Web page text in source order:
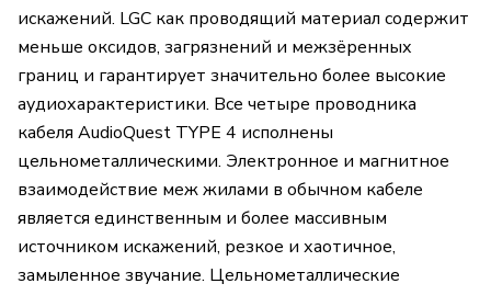
искажений. LGC как проводящий материал содержит
меньше оксидов, загрязнений и межзёренных
границ и гарантирует значительно более высокие
аудиохарактеристики. Все четыре проводника
кабеля AudioQuest TYPE 4 исполнены
цельнометаллическими. Электронное и магнитное
взаимодействие меж жилами в обычном кабеле
является единственным и более массивным
источником искажений, резкое и хаотичное,
замыленное звучание. Цельнометаллические